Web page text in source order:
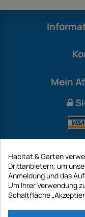
Mein
Habitat & Garten
Drittanbietern, um
Anmeldung und das
Um Ihrer Verwendung
Schaltfläche